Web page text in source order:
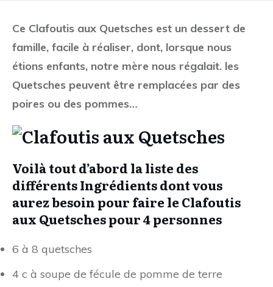
Ce Clafoutis aux Quetsches est un dessert de
famille, facile à réaliser, dont, lorsque nous
étions enfants, notre mère nous régalait. les
Quetsches peuvent être remplacées par des
poires ou des pommes…
Voilà tout d’abord la liste des
différents Ingrédients dont vous
aurez besoin pour faire le Clafoutis
aux Quetsches pour 4 personnes
6 à 8 quetsches
4 c à soupe de fécule de pomme de terre